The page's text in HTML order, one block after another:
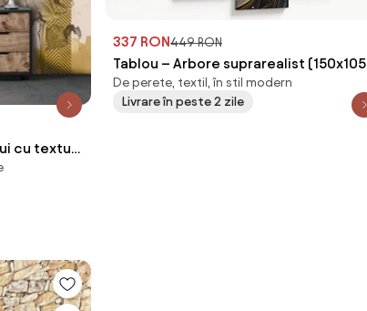
cu texturi
337 RON449 RON
Tablou – Arbore suprarealist (150x105
cm)
De perete, textil, în stil modern
Livrare în peste 2 zile